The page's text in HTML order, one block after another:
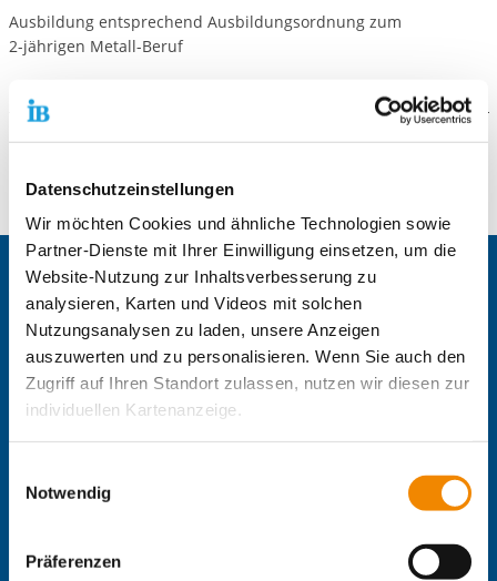
Datenschutzeinstellungen
Wir möchten Cookies und ähnliche Technologien sowie
Partner-Dienste mit Ihrer Einwilligung einsetzen, um die
Website-Nutzung zur Inhaltsverbesserung zu
analysieren, Karten und Videos mit solchen
Nutzungsanalysen zu laden, unsere Anzeigen
auszuwerten und zu personalisieren. Wenn Sie auch den
Zugriff auf Ihren Standort zulassen, nutzen wir diesen zur
individuellen Kartenanzeige.
unsere Partner Daten wie Ihre IP-Adresse und
verarbeiten diese zusammen mit Daten von anderen
Websites. Die Partner erkennen mitunter auch, wenn Sie
zum Website-Besuch verschiedene Geräte verwenden,
Notwendig
Präferenzen
Ausbildung entsprechend Ausbildungsordnung zum
2-jährigen Metall-Beruf
Zentrale IB-Websites:
Die Internationale Arbeit des IB
IB-Personalentwicklung
IB-Kindertageseinrichtungen
IB-Freiwilligendienste
IB-Jugendmigrationsdienste
IB-Green
Regionale IB-Websites: